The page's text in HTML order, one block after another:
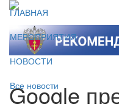
ГЛАВНАЯ
МЕРОПРИЯТИЯ
НОВОСТИ
Все новости
Google